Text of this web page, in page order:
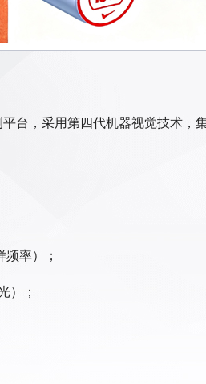
台，采用第四代机器视觉技术
率）；
）；